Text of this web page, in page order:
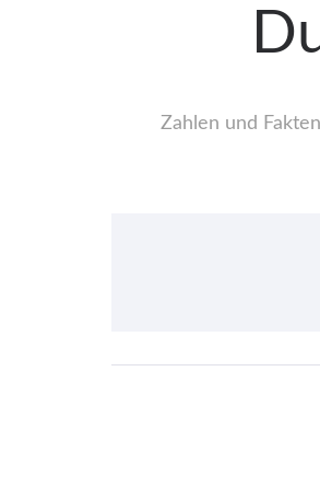
Zahlen und